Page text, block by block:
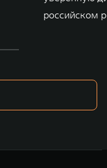
российском